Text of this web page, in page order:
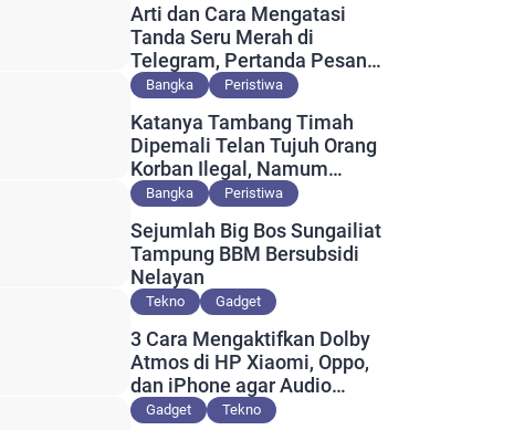
Arti dan Cara Mengatasi
Tanda Seru Merah di
Telegram, Pertanda Pesan
Gagal Terkirim?
Bangka Peristiwa
Katanya Tambang Timah
Dipemali Telan Tujuh Orang
Korban Ilegal, Namum
Muncul Slip Pembayaran
Bangka Peristiwa
Sejumlah Big Bos Sungailiat
Tampung BBM Bersubsidi
Nelayan
Tekno Gadget
3 Cara Mengaktifkan Dolby
Atmos di HP Xiaomi, Oppo,
dan iPhone agar Audio
Lebih Maksimal
Gadget Tekno